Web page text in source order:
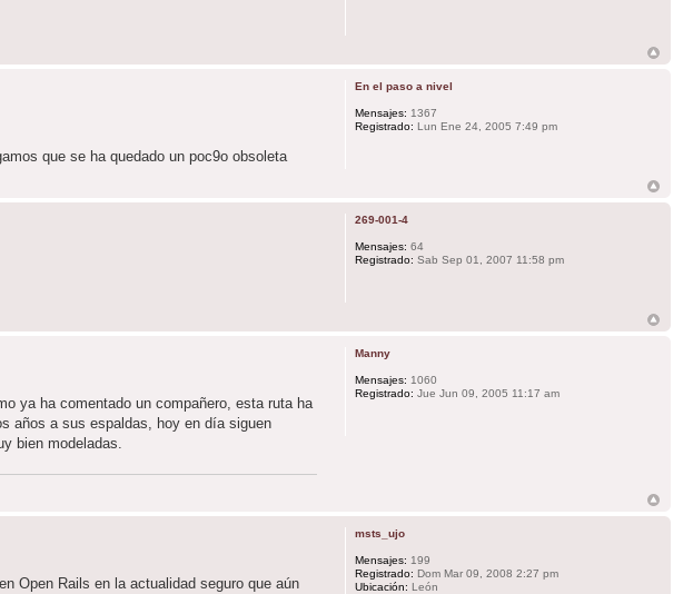
que se ha quedado un poc9o obsoleta
En el paso a nivel
Mensajes: 1367
Registrado: Lun Ene 24, 2005 7:49 pm
269-001-4
Mensajes: 64
Registrado: Sab Sep 01, 2007 11:58 pm
ya ha comentado un compañero, esta ruta ha
años a sus espaldas, hoy en día siguen
bien modeladas.
Manny
Mensajes: 1060
Registrado: Jue Jun 09, 2005 11:17 am
Open Rails en la actualidad seguro que aún
msts_ujo
Mensajes: 199
Registrado: Dom Mar 09, 2008 2:27 pm
Ubicación: León